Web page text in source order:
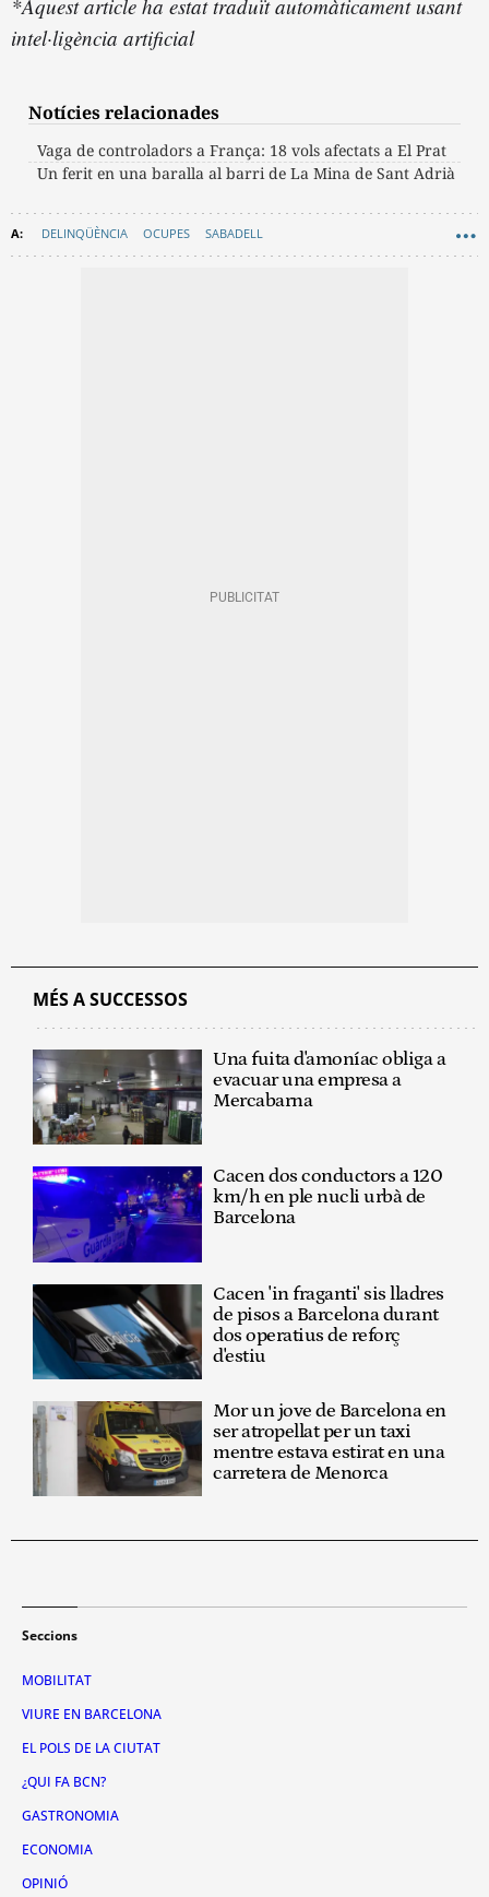
*Aquest article ha estat traduït automàticament usant
intel·ligència artificial
Notícies relacionades
Vaga de controladors a França: 18 vols afectats a El Prat
Un ferit en una baralla al barri de La Mina de Sant Adrià
DELINQÜÈNCIA OCUPES SABADELL
MÉS A SUCCESSOS
Una fuita d'amoníac obliga a
evacuar una empresa a
Mercabarna
Cacen dos conductors a 120
km/h en ple nucli urbà de
Barcelona
Cacen 'in fraganti' sis lladres
de pisos a Barcelona durant
dos operatius de reforç
d'estiu
Mor un jove de Barcelona en
ser atropellat per un taxi
mentre estava estirat en una
carretera de Menorca
Seccions
MOBILITAT
VIURE EN BARCELONA
EL POLS DE LA CIUTAT
¿QUI FA BCN?
GASTRONOMIA
ECONOMIA
OPINIÓ